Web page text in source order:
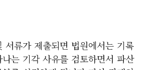
서류가 제출되면 법원에서는 기록
는 기각 사유를 검토하면서 파산